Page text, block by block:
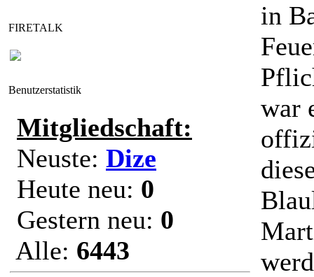
FIRETALK
Benutzerstatistik
Mitgliedschaft:
Neuste: Dize
Heute neu: 0
Gestern neu: 0
Alle: 6443
in
war